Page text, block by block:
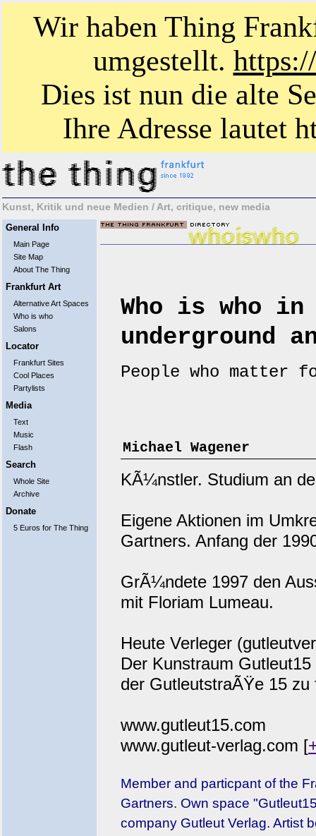
Wir haben Thing
umgestellt.
Dies ist nun die alte
Ihre Adresse lautet
Kunst, Kritik und neue Medien / Art, critique, new media
General Info
Main Page
Site Map
About The Thing
Frankfurt Art
Alternative Art Spaces
Who is who
Salons
Locator
Frankfurt Sites
Cool Places
Partylists
Media
Text
Music
Flash
Search
Whole Site
Archive
Donate
5 Euros for The Thing
Who is who
underground
People who matter
Michael Wagener
KÃ¼nstler. Studium an
Eigene Aktionen im
Gartners. Anfang der
GrÃ¼ndete 1997 den
mit Floriam Lumeau.
Heute Verleger
Der Kunstraum
der GutleutstraÃŸe 15 zu
www.gutleut15.com
www.gutleut-verlag.com [
Member and particpant of the
Gartners. Own space
company Gutleut Verlag. Artist